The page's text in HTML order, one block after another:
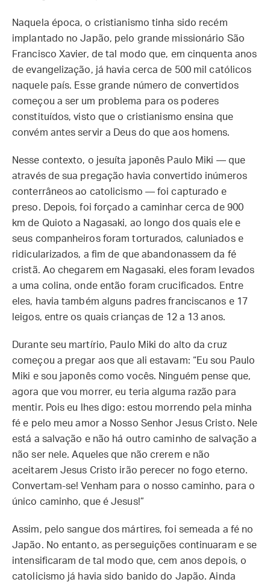
Naquela época, o cristianismo tinha sido recém
implantado no Japão, pelo grande missionário São
Francisco Xavier, de tal modo que, em cinquenta anos
de evangelização, já havia cerca de 500 mil católicos
naquele país. Esse grande número de convertidos
começou a ser um problema para os poderes
constituídos, visto que o cristianismo ensina que
convém antes servir a Deus do que aos homens.
Nesse contexto, o jesuíta japonês Paulo Miki — que
através de sua pregação havia convertido inúmeros
conterrâneos ao catolicismo — foi capturado e
preso. Depois, foi forçado a caminhar cerca de 900
km de Quioto a Nagasaki, ao longo dos quais ele e
seus companheiros foram torturados, caluniados e
ridicularizados, a fim de que abandonassem da fé
cristã. Ao chegarem em Nagasaki, eles foram levados
a uma colina, onde então foram crucificados. Entre
eles, havia também alguns padres franciscanos e 17
leigos, entre os quais crianças de 12 a 13 anos.
Durante seu martírio, Paulo Miki do alto da cruz
começou a pregar aos que ali estavam: “Eu sou Paulo
Miki e sou japonês como vocês. Ninguém pense que,
agora que vou morrer, eu teria alguma razão para
mentir. Pois eu lhes digo: estou morrendo pela minha
fé e pelo meu amor a Nosso Senhor Jesus Cristo. Nele
está a salvação e não há outro caminho de salvação a
não ser nele. Aqueles que não crerem e não
aceitarem Jesus Cristo irão perecer no fogo eterno.
Convertam-se! Venham para o nosso caminho, para o
único caminho, que é Jesus!”
Assim, pelo sangue dos mártires, foi semeada a fé no
Japão. No entanto, as perseguições continuaram e se
intensificaram de tal modo que, cem anos depois, o
catolicismo já havia sido banido do Japão. Ainda